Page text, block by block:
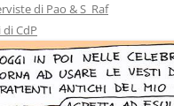
di Pao & S_Raf
CdP